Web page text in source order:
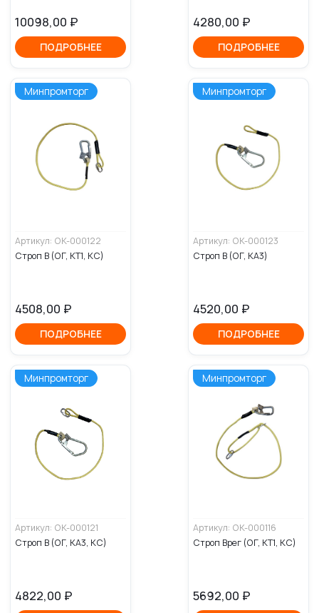
10098,00 ₽
ПОДРОБНЕЕ
4280,00 ₽
ПОДРОБНЕЕ
Минпромторг
Артикул: ОК-000122
Строп В (ОГ, КТ1, КС)
4508,00 ₽
ПОДРОБНЕЕ
Минпромторг
Артикул: ОК-000123
Строп В (ОГ, КА3)
4520,00 ₽
ПОДРОБНЕЕ
Минпромторг
Артикул: ОК-000121
Строп В (ОГ, КА3, КС)
4822,00 ₽
Минпромторг
Артикул: ОК-000116
Строп Врег (ОГ, КТ1, КС)
5692,00 ₽